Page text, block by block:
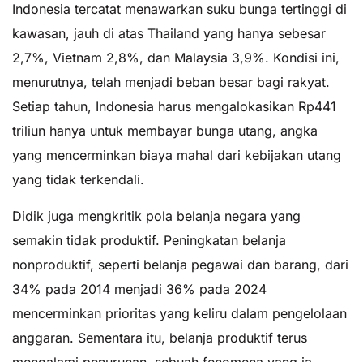
Indonesia tercatat menawarkan suku bunga tertinggi di
kawasan, jauh di atas Thailand yang hanya sebesar
2,7%, Vietnam 2,8%, dan Malaysia 3,9%. Kondisi ini,
menurutnya, telah menjadi beban besar bagi rakyat.
Setiap tahun, Indonesia harus mengalokasikan Rp441
triliun hanya untuk membayar bunga utang, angka
yang mencerminkan biaya mahal dari kebijakan utang
yang tidak terkendali.
Didik juga mengkritik pola belanja negara yang
semakin tidak produktif. Peningkatan belanja
nonproduktif, seperti belanja pegawai dan barang, dari
34% pada 2014 menjadi 36% pada 2024
mencerminkan prioritas yang keliru dalam pengelolaan
anggaran. Sementara itu, belanja produktif terus